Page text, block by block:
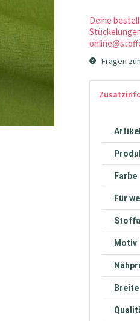
Deine
Fragen
Farbe
Für
Motiv
Breite